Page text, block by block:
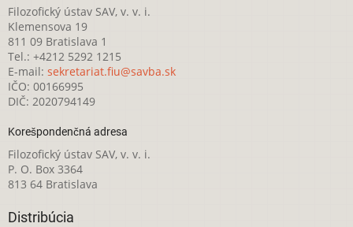
Filozofický ústav SAV, v. v. i.
Klemensova 19
811 09 Bratislava 1
Tel.: +4212 5292 1215
E-mail: sekretariat.fiu@savba.sk
IČO: 00166995
DIČ: 2020794149
Korešpondenčná adresa
Filozofický ústav SAV, v. v. i.
P. O. Box 3364
813 64 Bratislava
Distribúcia